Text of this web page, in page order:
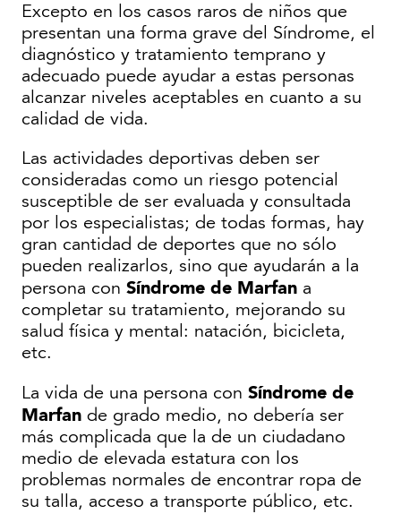
Excepto en los casos raros de niños que
presentan una forma grave del Síndrome, el
diagnóstico y tratamiento temprano y
adecuado puede ayudar a estas personas
alcanzar niveles aceptables en cuanto a su
calidad de vida.
Las actividades deportivas deben ser
consideradas como un riesgo potencial
susceptible de ser evaluada y consultada
por los especialistas; de todas formas, hay
gran cantidad de deportes que no sólo
pueden realizarlos, sino que ayudarán a la
persona con Síndrome de Marfan a
completar su tratamiento, mejorando su
salud física y mental: natación, bicicleta,
etc.
La vida de una persona con Síndrome de
Marfan de grado medio, no debería ser
más complicada que la de un ciudadano
medio de elevada estatura con los
problemas normales de encontrar ropa de
su talla, acceso a transporte público, etc.